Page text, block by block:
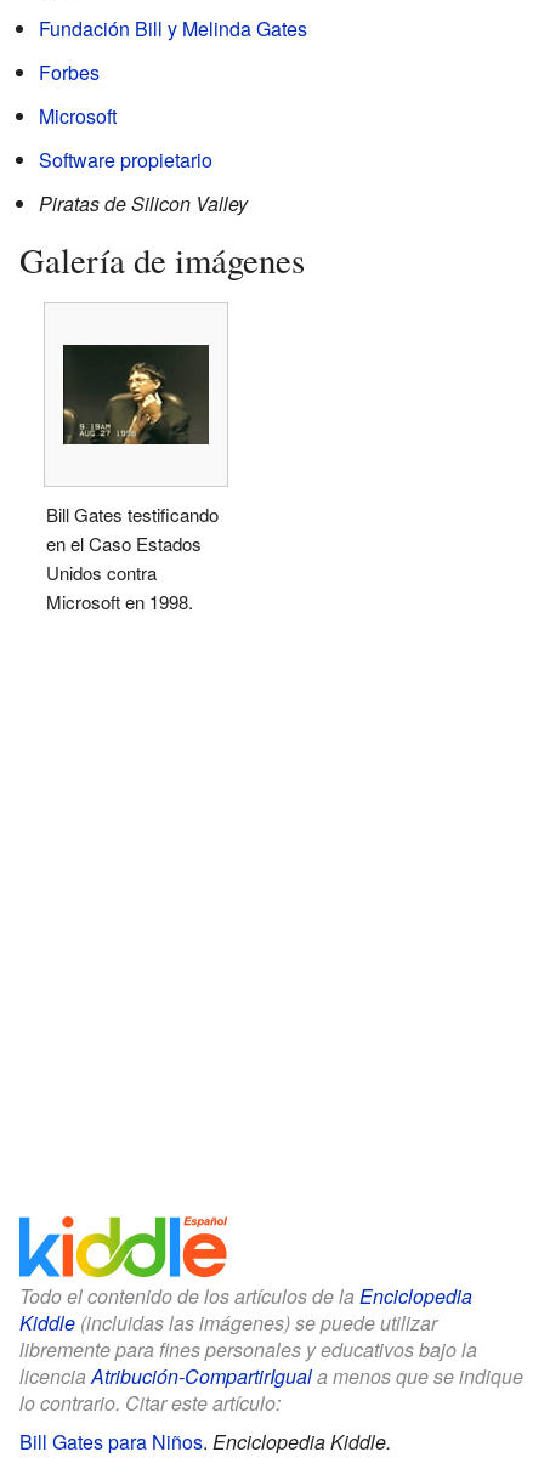
Fundación Bill y Melinda Gates
Forbes
Microsoft
Software propietario
Piratas de Silicon Valley
Galería de imágenes
Bill Gates testificando
en el Caso Estados
Unidos contra
Microsoft en 1998.
Todo el contenido de los artículos de la Enciclopedia
Kiddle (incluidas las imágenes) se puede utilizar
libremente para fines personales y educativos bajo la
licenciaAtribución-CompartirIguala menos que se indique
lo contrario. Citar este artículo:
Bill Gates para Niños. Enciclopedia Kiddle.